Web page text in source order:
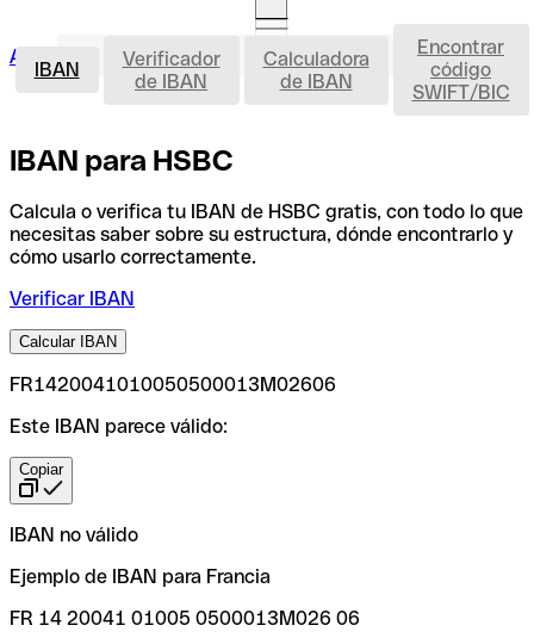
Acceso clientesAbrir cuenta IBAN
IBAN
Verificador
de IBAN
Calculadora
de IBAN
Encontrar
código
SWIFT/BIC
IBAN para HSBC
Calcula o verifica tu IBAN de HSBC gratis, con todo lo que
necesitas saber sobre su estructura, dónde encontrarlo y
cómo usarlo correctamente.
Verificar IBAN
Calcular IBAN
FR1420041010050500013M02606
Este IBAN parece válido:
Copiar
IBAN no válido
Ejemplo de IBAN para Francia
FR 14 20041 01005 0500013M026 06